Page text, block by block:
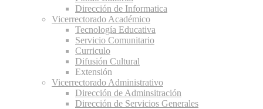
Dirección de Informatica
Vicerrectorado Académico
Tecnología Educativa
Servicio Comunitario
Curriculo
Difusión Cultural
Extensión
Vicerrectorado Administrativo
Dirección de Adminsitración
Dirección de Servicios Generales